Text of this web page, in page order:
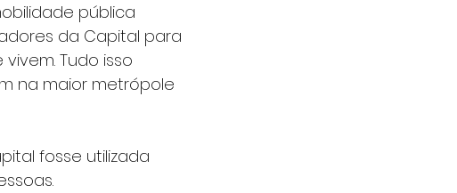
pública
da Capital para
Tudo isso
na maior metrópole
fosse utilizada